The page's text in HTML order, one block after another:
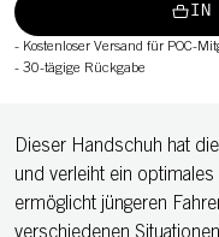
IN
- Kostenloser Versand für POC-
- 30-tägige Rückgabe
Dieser Handschuh hat
und verleiht ein
ermöglicht jüngeren